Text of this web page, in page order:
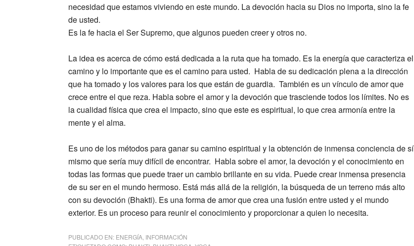
necesidad que estamos viviendo en este mundo. La devoción hacia su Dios no importa, sino la fe
de usted.
Es la fe hacia el Ser Supremo, que algunos pueden creer y otros no.
La idea es acerca de cómo está dedicada a la ruta que ha tomado. Es la energía que caracteriza el
camino y lo importante que es el camino para usted. Habla de su dedicación plena a la dirección
que ha tomado y los valores para los que están de guardia. También es un vínculo de amor que
crece entre el que reza. Habla sobre el amor y la devoción que trasciende todos los límites. No es
la cualidad física que crea el impacto, sino que este es espiritual, lo que crea armonía entre la
mente y el alma.
Es uno de los métodos para ganar su camino espiritual y la obtención de inmensa conciencia de sí
mismo que sería muy difícil de encontrar. Habla sobre el amor, la devoción y el conocimiento en
todas las formas que puede traer un cambio brillante en su vida. Puede crear inmensa presencia
de su ser en el mundo hermoso. Está más allá de la religión, la búsqueda de un terreno más alto
con su devoción (Bhakti). Es una forma de amor que crea una fusión entre usted y el mundo
exterior. Es un proceso para reunir el conocimiento y proporcionar a quien lo necesita.
PUBLICADO EN: ENERGÍA INFORMACIÓN